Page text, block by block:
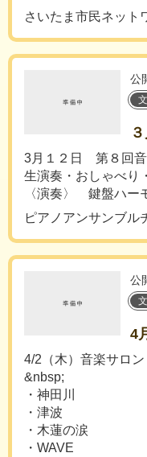
さいたま市民ネット
公
3月１２日 第８回音
生演奏・おしゃべり
〈演奏〉 鍵盤ハー
ピアノアンサンブル
公
4
4/2（木）音楽サロン
&nbsp;
・神田川
・津波
・木蓮の涙
・WAVE